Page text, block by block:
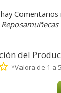
Comentarios
del
*Valora de 1 a 5